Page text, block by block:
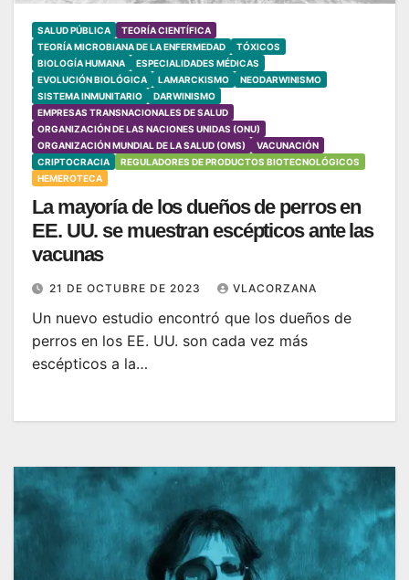
SALUD PÚBLICA
TEORÍA CIENTÍFICA
TEORÍA MICROBIANA DE LA ENFERMEDAD
TÓXICOS
BIOLOGÍA HUMANA
ESPECIALIDADES MÉDICAS
EVOLUCIÓN BIOLÓGICA
LAMARCKISMO
NEODARWINISMO
SISTEMA INMUNITARIO
DARWINISMO
EMPRESAS TRANSNACIONALES DE SALUD
ORGANIZACIÓN DE LAS NACIONES UNIDAS (ONU)
ORGANIZACIÓN MUNDIAL DE LA SALUD (OMS)
VACUNACIÓN
CRIPTOCRACIA
REGULADORES DE PRODUCTOS BIOTECNOLÓGICOS
HEMEROTECA
La mayoría de los dueños de perros en
EE. UU. se muestran escépticos ante las
vacunas
21 DE OCTUBRE DE 2023 VLACORZANA
Un nuevo estudio encontró que los dueños de
perros en los EE. UU. son cada vez más
escépticos a la…